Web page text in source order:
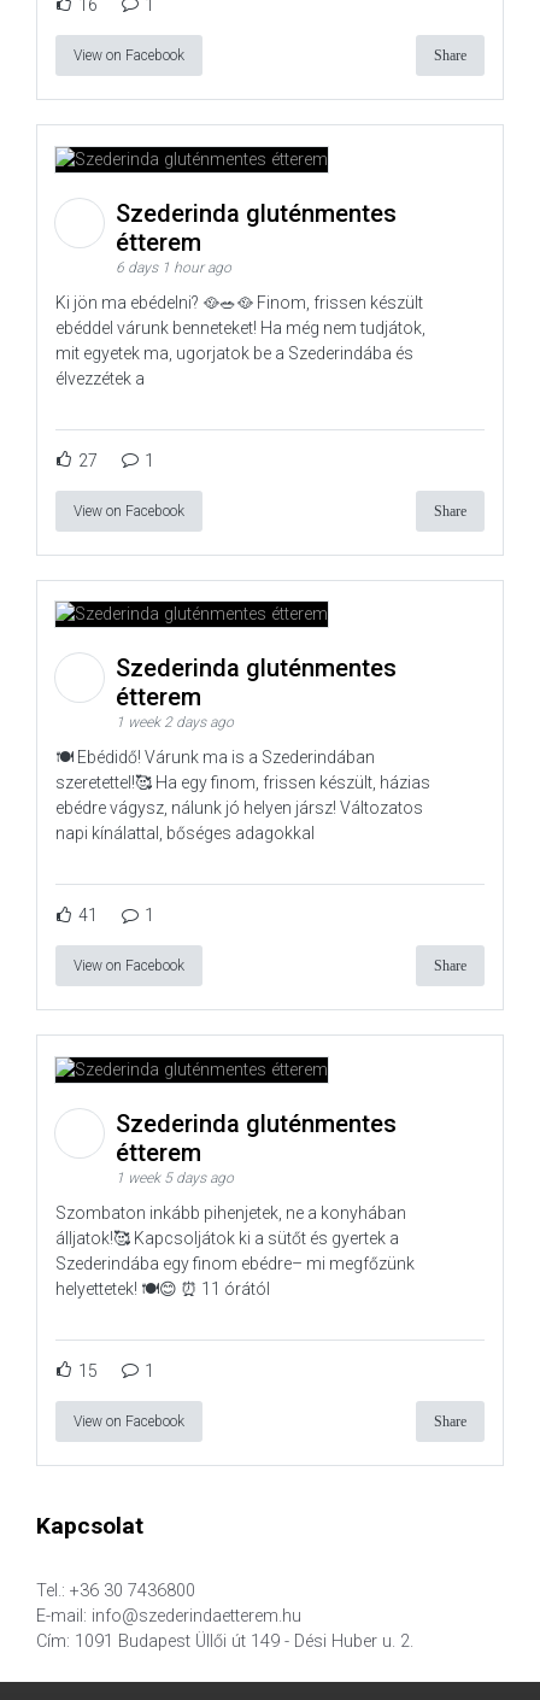
16 1
View on Facebook Share
Szederinda gluténmentes
étterem
6 days 1 hour ago
Ki jön ma ebédelni? 🥘🥗🥘 Finom, frissen készült
ebéddel várunk benneteket! Ha még nem tudjátok,
mit egyetek ma, ugorjatok be a Szederindába és
élvezzétek a
27 1
View on Facebook Share
Szederinda gluténmentes
étterem
1 week 2 days ago
🍽️ Ebédidő! Várunk ma is a Szederindában
szeretettel!🥰 Ha egy finom, frissen készült, házias
ebédre vágysz, nálunk jó helyen jársz! Változatos
napi kínálattal, bőséges adagokkal
41 1
View on Facebook Share
Szederinda gluténmentes
étterem
1 week 5 days ago
Szombaton inkább pihenjetek, ne a konyhában
álljatok!🥰 Kapcsoljátok ki a sütőt és gyertek a
Szederindába egy finom ebédre– mi megfőzünk
helyettetek! 🍽️😊 ⏰ 11 órától
15 1
View on Facebook Share
Kapcsolat
Tel.: +36 30 7436800
E-mail: info@szederindaetterem.hu
Cím: 1091 Budapest Üllői út 149 - Dési Huber u. 2.